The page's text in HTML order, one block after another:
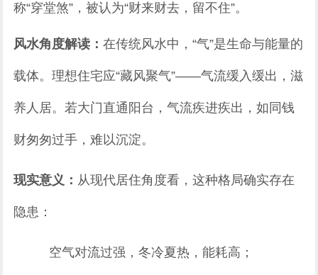
称“穿堂煞”，被认为“财来财去，留不住”。
风水角度解读：在传统风水中，“气”是生命与能量的
载体。理想住宅应“藏风聚气”——气流缓入缓出，滋
养人居。若大门直通阳台，气流疾进疾出，如同钱
财匆匆过手，难以沉淀。
现实意义： 从现代居住角度看，这种格局确实存在
隐患：
空气对流过强，冬冷夏热，能耗高；